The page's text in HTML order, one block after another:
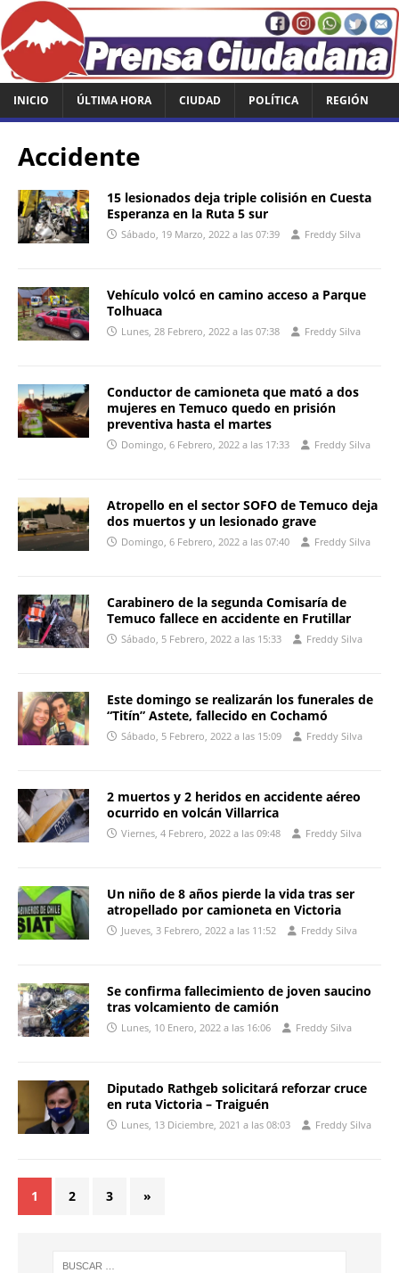
INICIO ÚLTIMA HORA CIUDAD POLÍTICA REGIÓN
Accidente
15 lesionados deja triple colisión en Cuesta
Esperanza en la Ruta 5 sur
Sábado, 19 Marzo, 2022 a las 07:39 Freddy Silva
Vehículo volcó en camino acceso a Parque
Tolhuaca
Lunes, 28 Febrero, 2022 a las 07:38 Freddy Silva
Conductor de camioneta que mató a dos
mujeres en Temuco quedo en prisión
preventiva hasta el martes
Domingo, 6 Febrero, 2022 a las 17:33 Freddy Silva
Atropello en el sector SOFO de Temuco deja
dos muertos y un lesionado grave
Domingo, 6 Febrero, 2022 a las 07:40 Freddy Silva
Carabinero de la segunda Comisaría de
Temuco fallece en accidente en Frutillar
Sábado, 5 Febrero, 2022 a las 15:33 Freddy Silva
Este domingo se realizarán los funerales de
“Titín” Astete, fallecido en Cochamó
Sábado, 5 Febrero, 2022 a las 15:09 Freddy Silva
2 muertos y 2 heridos en accidente aéreo
ocurrido en volcán Villarrica
Viernes, 4 Febrero, 2022 a las 09:48 Freddy Silva
Un niño de 8 años pierde la vida tras ser
atropellado por camioneta en Victoria
Jueves, 3 Febrero, 2022 a las 11:52 Freddy Silva
Se confirma fallecimiento de joven saucino
tras volcamiento de camión
Lunes, 10 Enero, 2022 a las 16:06 Freddy Silva
Diputado Rathgeb solicitará reforzar cruce
en ruta Victoria – Traiguén
Lunes, 13 Diciembre, 2021 a las 08:03 Freddy Silva
1 2 3 »